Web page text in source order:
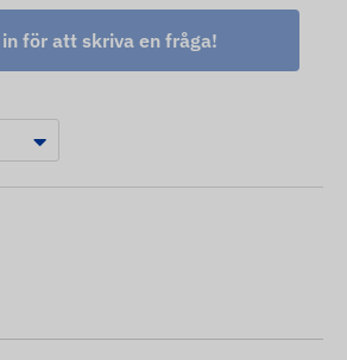
in för att skriva en fråga!